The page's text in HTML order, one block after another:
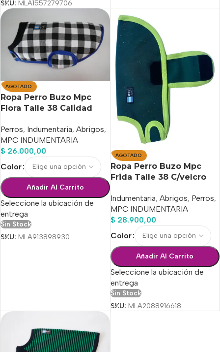
SKU: MLA1557279706
AGOTADO
Ropa Perro Buzo Mpc
Flora Talle 38 Calidad
Perros, Indumentaria, Abrigos,
MPC INDUMENTARIA
$ 26.000,00
Color
Añadir Al Carrito
Seleccione la ubicación de
entrega
Sin Stock
SKU: MLA913898930
AGOTADO
Ropa Perro Buzo Mpc
Frida Talle 38 C/velcro
Indumentaria, Abrigos, Perros,
MPC INDUMENTARIA
$ 28.900,00
Color
Añadir Al Carrito
Seleccione la ubicación de
entrega
Sin Stock
SKU: MLA2088916618